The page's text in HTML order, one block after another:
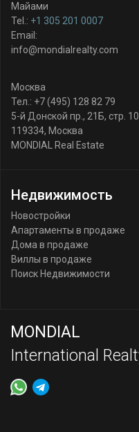
Майами
Tel.: +1 305 201 0007
Email:
info@mondialrealty.com
Москва
Тел.: +7 (495) 128 82 79
5-й Донской пр., 21Б, стр. 10
119334, Москва
MONDIAL Real Estate
Недвижимость
Новостройки
Апартаменты в продаже
Дома в продаже
Виллы в продаже
Поиск Недвижимости
MONDIAL
International